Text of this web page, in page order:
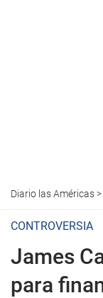
Diario las Américas>
CONTROVERSIA
James
para